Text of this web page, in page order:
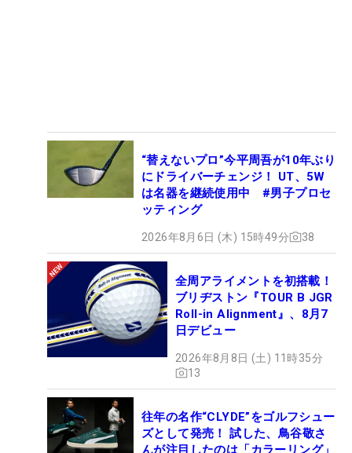
“替えないプロ”今平周吾が10年ぶり
にドライバーチェンジ！ UT、5W
は名器を継続使用中 #男子プロセ
ッティング
2026年8月6日 (木) 15時49分 38
全周アライメントを初搭載！
ブリヂストン『TOUR B JGR
Roll-in Alignment』、8月7
日デビュー
2026年8月8日 (土) 11時35分
13
往年の名作“CLYDE”をゴルフシュー
ズとして発売！ 試した、鳥谷敬さ
んが注目したのは「カラーリング」